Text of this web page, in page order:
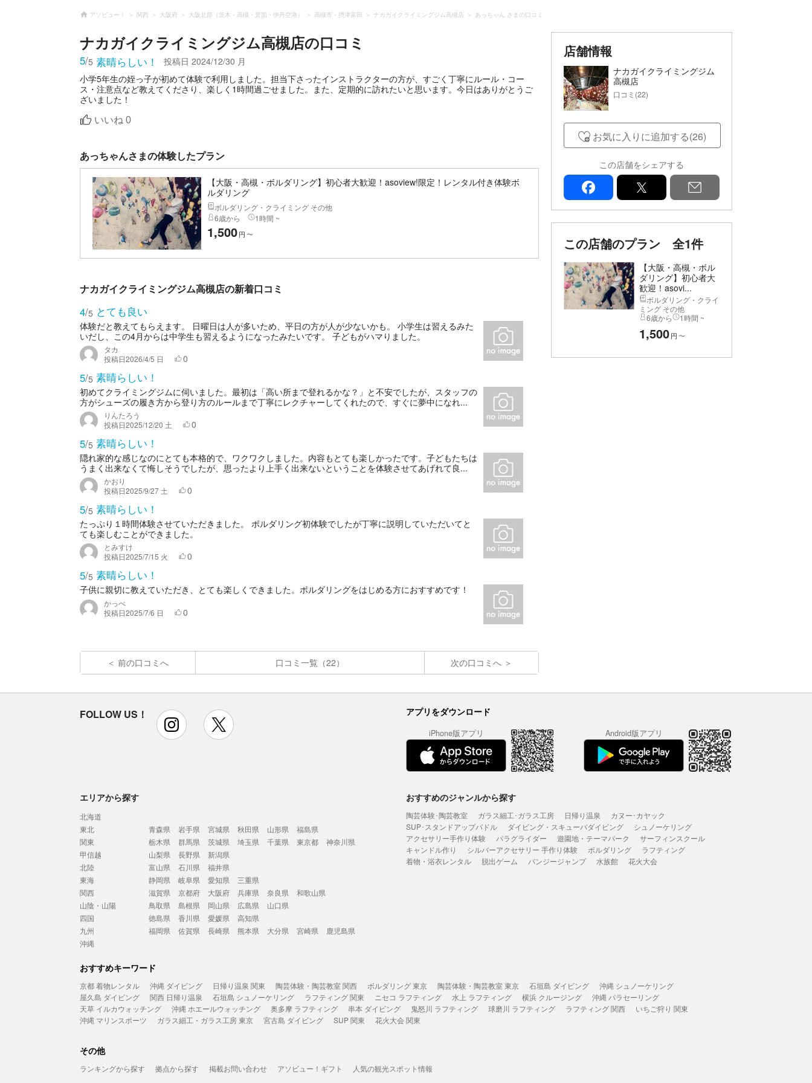
アソビュー！ 関西 大阪府 大阪北部（茨木・高槻・箕面・伊丹空港） 高槻市・摂津富田 ナカガイクライミングジム高槻店 あっちゃん さまの口コミ
ナカガイクライミングジム高槻店の口コミ
5/5 素晴らしい！ 投稿日 2024/12/30 月
小学5年生の姪っ子が初めて体験で利用しました。担当下さったインストラクターの方が、すごく丁寧にルール・コー
ス・注意点など教えてくださり、楽しく1時間過ごせました。また、定期的に訪れたいと思います。今日はありがとうご
ざいました！
いいね 0
あっちゃんさまの体験したプラン
【大阪・高槻・ボルダリング】初心者大歓迎！asoview!限定！レンタル付き体験ボ
ルダリング
ボルダリング・クライミング その他
6歳から
1時間 ~
1,500円 〜
ナカガイクライミングジム高槻店の新着口コミ
4/5 とても良い
体験だと教えてもらえます。 日曜日は人が多いため、平日の方が人が少ないかも。 小学生は習えるみた
いだし、この4月からは中学生も習えるようになったみたいです。 子どもがハマりました。
タカ
投稿日2026/4/5 日 0
5/5 素晴らしい！
初めてクライミングジムに伺いました。最初は「高い所まで登れるかな？」と不安でしたが、スタッフの
方がシューズの履き方から登り方のルールまで丁寧にレクチャーしてくれたので、すぐに夢中になれ...
りんたろう
投稿日2025/12/20 土 0
5/5 素晴らしい！
隠れ家的な感じなのにとても本格的で、ワクワクしました。内容もとても楽しかったです。子どもたちは
うまく出来なくて悔しそうでしたが、思ったより上手く出来ないということを体験させてあげれて良...
かおり
投稿日2025/9/27 土 0
5/5 素晴らしい！
たっぷり１時間体験させていただきました。 ボルダリング初体験でしたが丁寧に説明していただいてと
ても楽しむことができました。
とみすけ
投稿日2025/7/15 火 0
5/5 素晴らしい！
子供に親切に教えていただき、とても楽しくできました。ボルダリングをはじめる方におすすめです！
かっぺ
投稿日2025/7/6 日 0
前の口コミへ 口コミ一覧（22） 次の口コミへ
店舗情報
ナカガイクライミングジム
高槻店
口コミ(22)
お気に入りに追加する(26)
この店舗をシェアする
facebook
この店舗のプラン 全1件
【大阪・高槻・ボル
ダリング】初心者大
歓迎！asovi...
ボルダリング・クライ
ミング その他
6歳から
1時間 ~
1,500円 〜
FOLLOW US！ instagram アプリをダウンロード
iPhone版アプリ Android版アプリ
エリアから探す
北海道
東北
青森県 岩手県 宮城県 秋田県 山形県
福島県
関東
栃木県 群馬県 茨城県 埼玉県 千葉県 東京都
神奈川県
甲信越
山梨県 長野県
新潟県
北陸
富山県 石川県
福井県
東海
静岡県 岐阜県 愛知県
三重県
関西
滋賀県 京都府 大阪府 兵庫県 奈良県
和歌山県
山陰・山陽
鳥取県 島根県 岡山県 広島県
山口県
四国
徳島県 香川県 愛媛県
高知県
九州
福岡県 佐賀県 長崎県 熊本県 大分県 宮崎県
鹿児島県
沖縄
おすすめのジャンルから探す
陶芸体験･陶芸教室 ガラス細工･ガラス工房 日帰り温泉
カヌー･カヤック
SUP･スタンドアップパドル
ダイビング・スキューバダイビング
シュノーケリング
アクセサリー手作り体験
パラグライダー 遊園地・テーマパーク
サーフィンスクール
キャンドル作り
シルバーアクセサリー 手作り体験 ボルダリング
ラフティング
着物・浴衣レンタル
脱出ゲーム バンジージャンプ 水族館 花火大会
おすすめキーワード
京都 着物レンタル 沖縄 ダイビング 日帰り温泉 関東 陶芸体験・陶芸教室 関西 ボルダリング 東京 陶芸体験・陶芸教室 東京 石垣島 ダイビング
沖縄 シュノーケリング
屋久島 ダイビング
関西 日帰り温泉 石垣島 シュノーケリング ラフティング 関東 ニセコ ラフティング 水上 ラフティング 横浜 クルージング
沖縄 パラセーリング
天草 イルカウォッチング
沖縄 ホエールウォッチング 奥多摩 ラフティング 串本 ダイビング 鬼怒川 ラフティング 球磨川 ラフティング ラフティング 関西
いちご狩り 関東
沖縄 マリンスポーツ
ガラス細工・ガラス工房 東京 宮古島 ダイビング SUP 関東 花火大会 関東
その他
ランキングから探す 拠点から探す 掲載お問い合わせ アソビュー！ギフト 人気の観光スポット情報